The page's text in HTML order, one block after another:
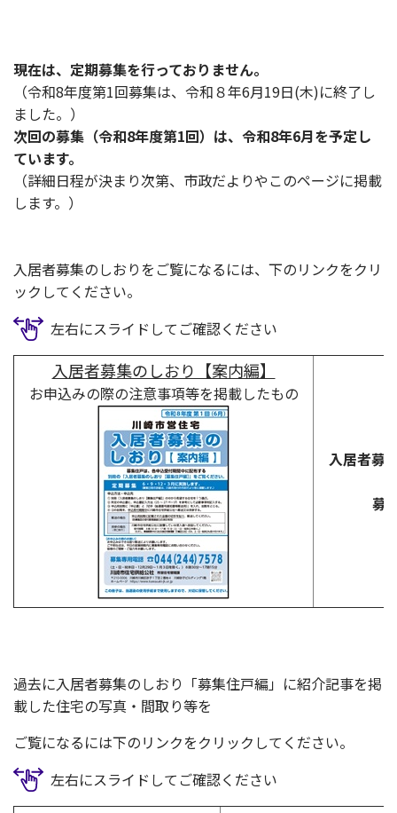
現在は、定期募集を行っておりません。
（令和8年度第1回募集は、令和８年6月19日(木)に終了し
ました。）
次回の募集（令和8年度第1回）は、令和8年6月を予定し
ています。
（詳細日程が決まり次第、市政だよりやこのページに掲載
します。）
入居者募集のしおりをご覧になるには、下のリンクをクリ
ックしてください。
左右にスライドしてご確認ください
入居者募集のしおり【案内編】
お申込みの際の注意事項等を掲載したもの
入居者募
募
過去に入居者募集のしおり「募集住戸編」に紹介記事を掲
載した住宅の写真・間取り等を
ご覧になるには下のリンクをクリックしてください。
左右にスライドしてご確認ください